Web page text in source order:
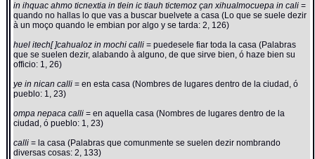
in ihquac ahmo ticnextia in tlein ic tiauh tictemoz çan xihualmocuepa in cali=
quando no hallas lo que vas a buscar buelvete a casa (Lo que se suele dezir
à un moço quando le embian por algo y se tarda: 2, 126)
huel itech[ ]cahualoz in mochi calli= puedesele fiar toda la casa (Palabras
que se suelen dezir, alabando à alguno, de que sirve bien, ó haze bien su
officio: 1, 26)
ye in nican calli= en esta casa (Nombres de lugares dentro de la ciudad, ó
pueblo: 1, 23)
ompa nepaca calli= en aquella casa (Nombres de lugares dentro de la
ciudad, ó pueblo: 1, 23)
calli= la casa (Palabras que comunmente se suelen dezir nombrando
diversas cosas: 2, 133)